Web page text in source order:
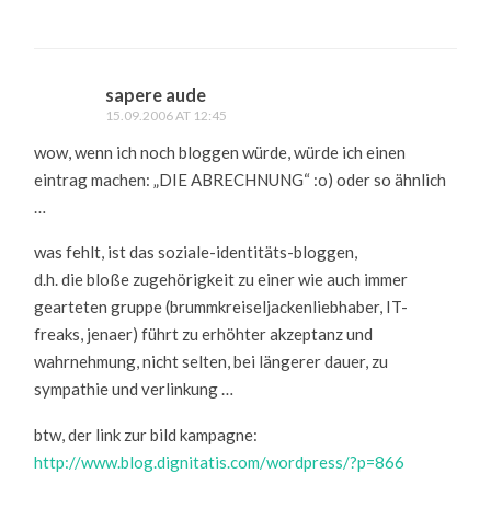
sapere aude
15.09.2006 AT 12:45
wow, wenn ich noch bloggen würde, würde ich einen
eintrag machen: „DIE ABRECHNUNG“ :o) oder so ähnlich
…
was fehlt, ist das soziale-identitäts-bloggen,
d.h. die bloße zugehörigkeit zu einer wie auch immer
gearteten gruppe (brummkreiseljackenliebhaber, IT-
freaks, jenaer) führt zu erhöhter akzeptanz und
wahrnehmung, nicht selten, bei längerer dauer, zu
sympathie und verlinkung …
btw, der link zur bild kampagne:
http://www.blog.dignitatis.com/wordpress/?p=866